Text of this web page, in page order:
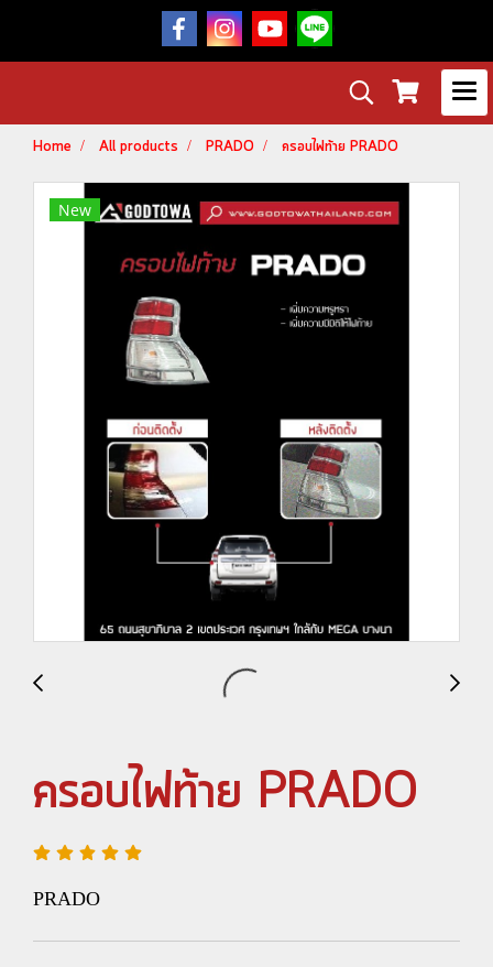
Home All products PRADO ครอบไฟท้าย PRADO
New
ครอบไฟท้าย PRADO
PRADO